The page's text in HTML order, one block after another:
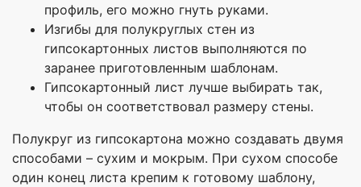
профиль, его можно гнуть руками.
Изгибы для полукруглых стен из
гипсокартонных листов выполняются по
заранее приготовленным шаблонам.
Гипсокартонный лист лучше выбирать так,
чтобы он соответствовал размеру стены.
Полукруг из гипсокартона можно создавать двумя
способами – сухим и мокрым. При сухом способе
один конец листа крепим к готовому шаблону,